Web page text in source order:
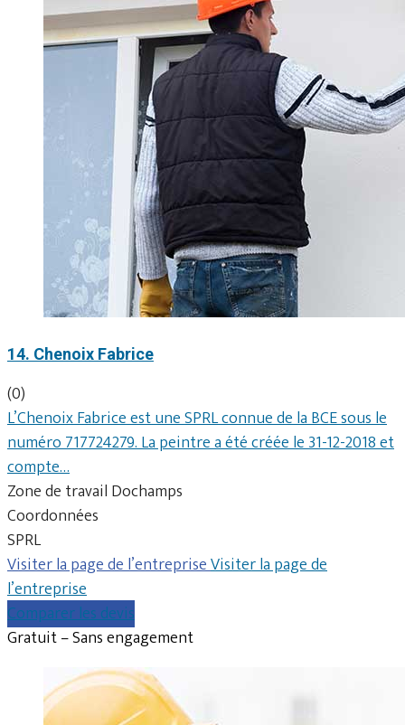
14. Chenoix Fabrice
(0)
L’Chenoix Fabrice est une SPRL connue de la BCE sous le
numéro 717724279. La peintre a été créée le 31-12-2018 et
compte…
Zone de travail Dochamps
Coordonnées
SPRL
Visiter la page de l’entrepriseVisiter la page de
l’entreprise
Comparer les devis
Gratuit – Sans engagement